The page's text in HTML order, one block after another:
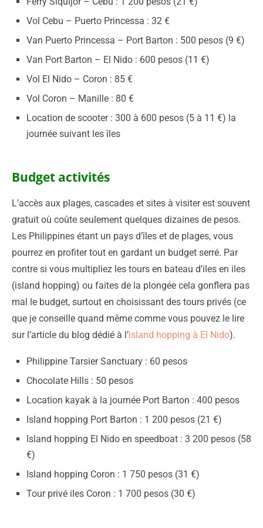
Vol Cebu – Puerto Princessa : 32 €
Van Puerto Princessa – Port Barton : 500 pesos (9 €)
Van Port Barton – El Nido : 600 pesos (11 €)
Vol El Nido – Coron : 85 €
Vol Coron – Manille : 80 €
Location de scooter : 300 à 600 pesos (5 à 11 €) la
journée suivant les îles
Budget activités
L’accès aux plages, cascades et sites à visiter est souvent
gratuit où coûte seulement quelques dizaines de pesos.
Les Philippines étant un pays d’îles et de plages, vous
pourrez en profiter tout en gardant un budget serré. Par
contre si vous multipliez les tours en bateau d’iles en iles
(island hopping) ou faites de la plongée cela gonflera pas
mal le budget, surtout en choisissant des tours privés (ce
que je conseille quand même comme vous pouvez le lire
sur l’article du blog dédié à l’island hopping à El Nido).
Philippine Tarsier Sanctuary : 60 pesos
Chocolate Hills : 50 pesos
Location kayak à la journée Port Barton : 400 pesos
Island hopping Port Barton : 1 200 pesos (21 €)
Island hopping El Nido en speedboat : 3 200 pesos (58
€)
Island hopping Coron : 1 750 pesos (31 €)
Tour privé iles Coron : 1 700 pesos (30 €)